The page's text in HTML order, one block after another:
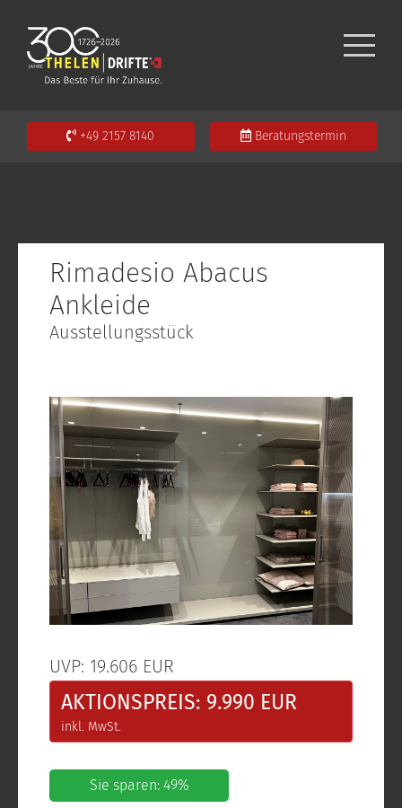
+49 2157 8140 Beratungstermin
Rimadesio Abacus
Ankleide
Ausstellungsstück
UVP: 19.606 EUR
AKTIONSPREIS: 9.990 EUR
inkl. MwSt.
Sie sparen: 49%